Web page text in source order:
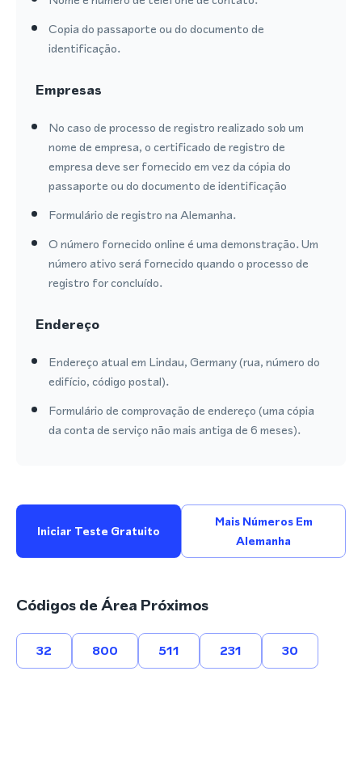
Copia do passaporte ou do documento de
identificação.
Empresas
No caso de processo de registro realizado sob um
nome de empresa, o certificado de registro de
empresa deve ser fornecido em vez da cópia do
passaporte ou do documento de identificação
Formulário de registro na Alemanha.
O número fornecido online é uma demonstração. Um
número ativo será fornecido quando o processo de
registro for concluído.
Endereço
Endereço atual em Lindau, Germany (rua, número do
edifício, código postal).
Formulário de comprovação de endereço (uma cópia
da conta de serviço não mais antiga de 6 meses).
Iniciar Teste Gratuito
Mais Números Em
Alemanha
Códigos de Área Próximos
32 800 511 231 30